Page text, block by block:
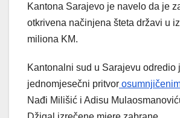
Kantona Sarajevo je navelo da je
otkrivena načinjena šteta državi u
miliona KM.
Kantonalni sud u Sarajevu odredio
jednomjesečni pritvor
Nađi Milišić i Adisu